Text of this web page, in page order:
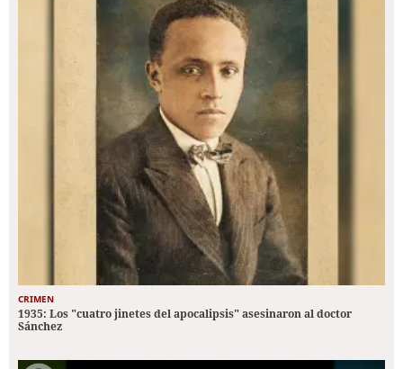
CRIMEN
1935: Los "cuatro jinetes del apocalipsis" asesinaron al doctor
Sánchez